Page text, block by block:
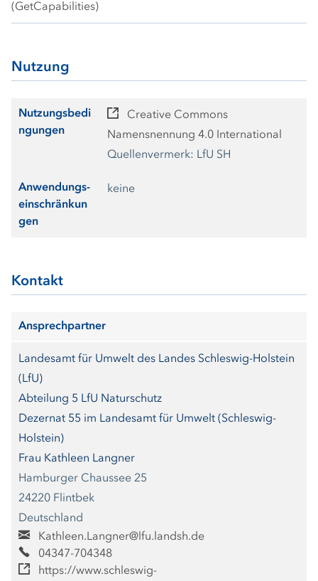
(GetCapabilities)
Nutzung
Nutzungsbedi
ngungen
Creative Commons
Namensnennung 4.0 International
Quellenvermerk: LfU SH
Anwendungs-
einschränkun
gen
keine
Kontakt
Ansprechpartner
Landesamt für Umwelt des Landes Schleswig-Holstein
(LfU)
Abteilung 5 LfU Naturschutz
Dezernat 55 im Landesamt für Umwelt (Schleswig-
Holstein)
Frau Kathleen Langner
Hamburger Chaussee 25
24220 Flintbek
Deutschland
Kathleen.Langner@lfu.landsh.de
04347-704348
https://www.schleswig-